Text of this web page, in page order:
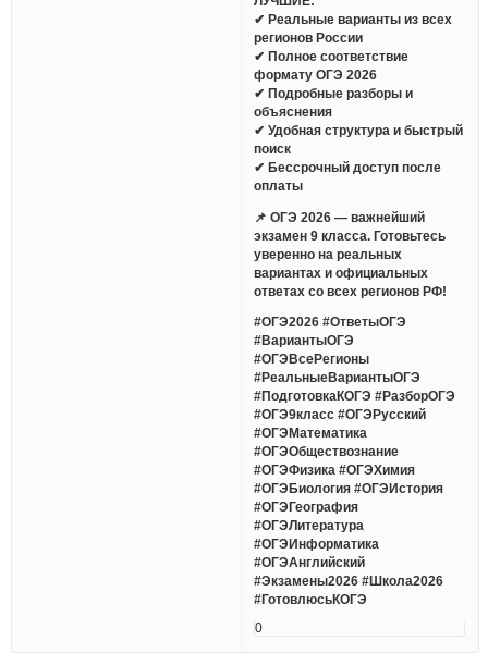
✔ Реальные варианты из всех
регионов России
✔ Полное соответствие
формату ОГЭ 2026
✔ Подробные разборы и
объяснения
✔ Удобная структура и быстрый
поиск
✔ Бессрочный доступ после
оплаты
📌 ОГЭ 2026 — важнейший
экзамен 9 класса. Готовьтесь
уверенно на реальных
вариантах и официальных
ответах со всех регионов РФ!
#ОГЭ2026 #ОтветыОГЭ
#ВариантыОГЭ
#ОГЭВсеРегионы
#РеальныеВариантыОГЭ
#ПодготовкаКОГЭ #РазборОГЭ
#ОГЭ9класс #ОГЭРусский
#ОГЭМатематика
#ОГЭОбществознание
#ОГЭФизика #ОГЭХимия
#ОГЭБиология #ОГЭИстория
#ОГЭГеография
#ОГЭЛитература
#ОГЭИнформатика
#ОГЭАнглийский
#Экзамены2026 #Школа2026
#ГотовлюсьКОГЭ
0